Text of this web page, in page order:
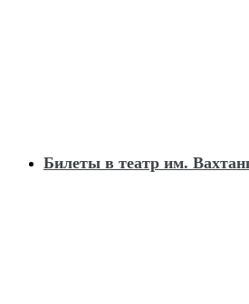
Билеты в театр им.